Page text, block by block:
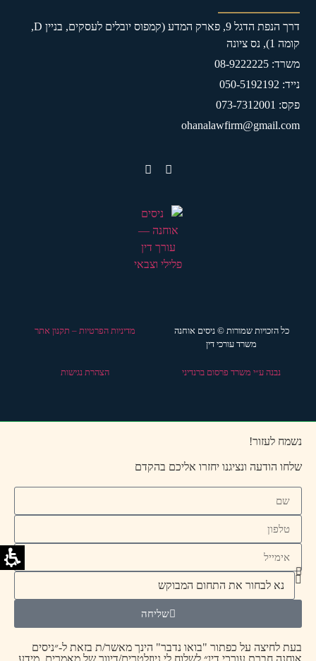
דרך הנפת הדגל 9, פארק המדע (קמפוס יובלים לעסקים, בניין D,
קומה 1), נס ציונה
משרד: 08-9222225
נייד: 050-5192192
פקס: 073-7312001
ohanalawfirm@gmail.com
כל הזכויות שמורות © ניסים אוחנה
משרד עורכי דין
מדיניות הפרטיות – תקנון אתר
נבנה ע״י משרד פרסום ברנדיני הצהרת נגישות
נשמח לעזור!
שלחו הודעה ונציגנו יחזרו אליכם בהקדם
שליחה
בעת לחיצה על כפתור "בואו נדבר" הינך מאשר/ת בזאת ל-״ניסים